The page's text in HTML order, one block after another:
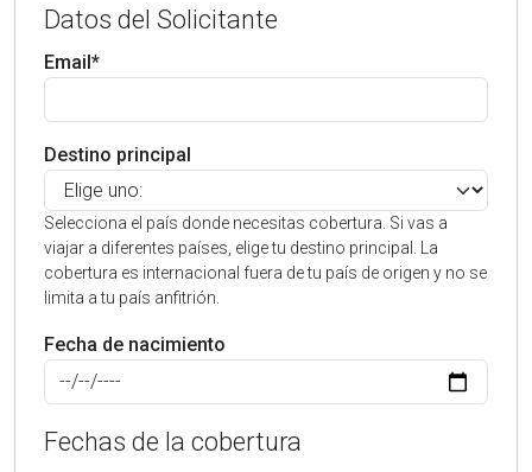
Datos del Solicitante
Email*
Destino principal
Selecciona el país donde necesitas cobertura. Si vas a
viajar a diferentes países, elige tu destino principal. La
cobertura es internacional fuera de tu país de origen y no se
limita a tu país anfitrión.
Fecha de nacimiento
Fechas de la cobertura